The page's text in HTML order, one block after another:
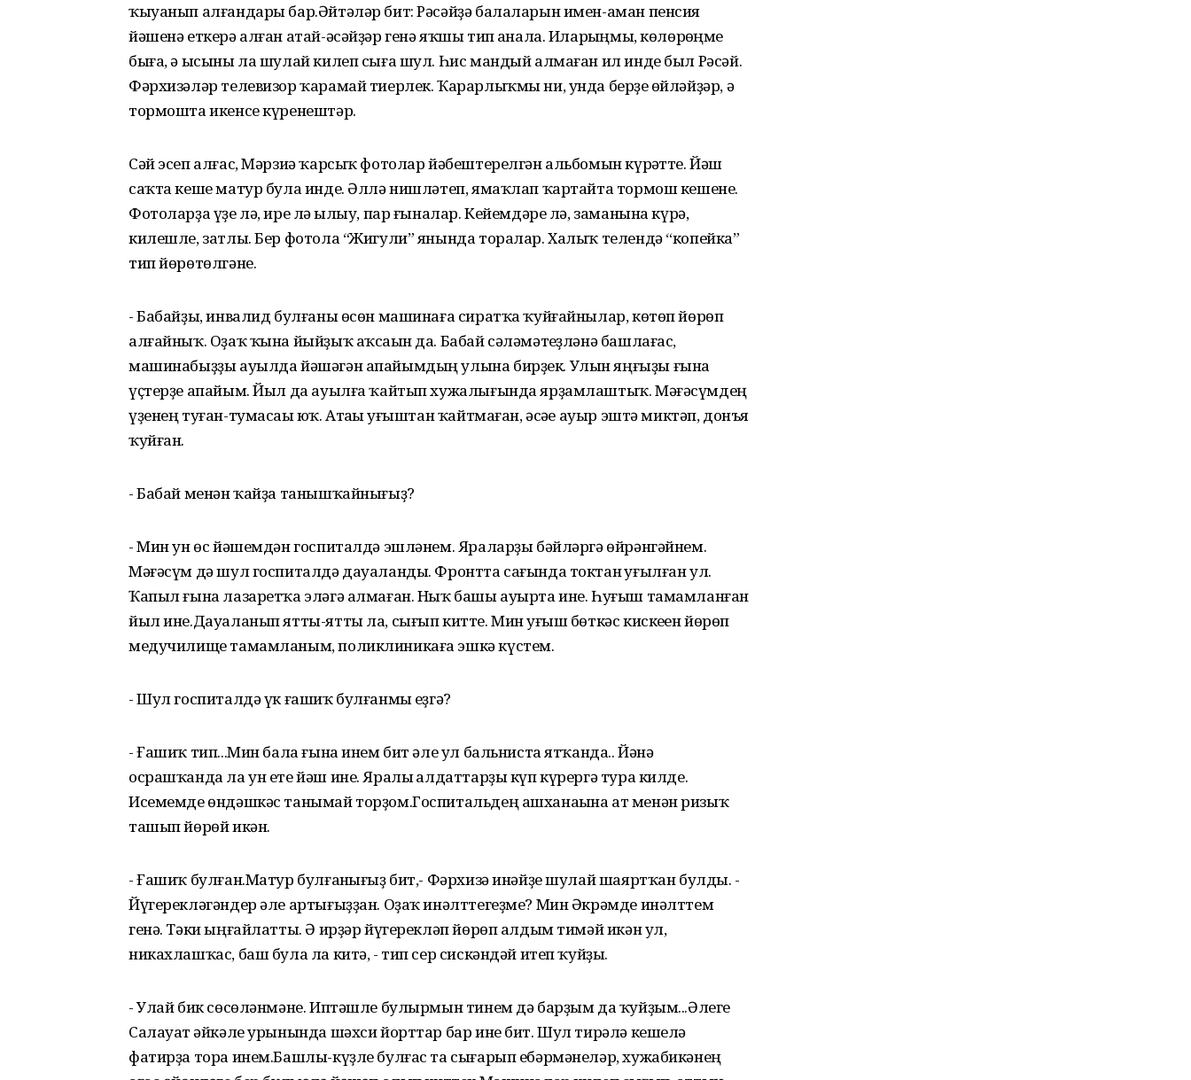
ҡыуанып алғандары бар.Әйтәләр бит: Рәсәйҙә балаларын имен-аман пенсия
йәшенә еткерә алған атай-әсәйҙәр генә яҡшы тип һанала. Иларһыңмы, көлөрһөңме
быға, ә ысыны ла шулай килеп сыға шул. Һис мандый алмаған ил инде был Рәсәй.
Фәрхизәләр телевизор ҡарамай тиерлек. Ҡарарлыҡмы ни, унда берҙе һөйләйҙәр, ә
тормошта икенсе күренештәр.
Сәй эсеп алғас, Мәрзиә ҡарсыҡ фотолар йәбештерелгән альбомын күрһәтте. Йәш
саҡта кеше матур була инде. Әллә нишләтеп, ямаҡлап ҡартайта тормош кешене.
Фотоларҙа үҙе лә, ире лә һылыу, пар ғыналар. Кейемдәре лә, заманына күрә,
килешле, затлы. Бер фотола “Жигули” янында торалар. Халыҡ телендә “копейка”
тип йөрөтөлгәне.
- Бабайҙы, инвалид булғаны өсөн машинаға сиратҡа ҡуйғайнылар, көтөп йөрөп
алғайныҡ. Оҙаҡ ҡына йыйҙыҡ аҡсаһын да. Бабай сәләмәтһеҙләнә башлағас,
машинабыҙҙы ауылда йәшәгән апайымдың улына бирҙек. Улын яңғыҙы ғына
үҫтерҙе апайым. Йыл да ауылға ҡайтып хужалығында ярҙамлаштыҡ. Мәғәсүмдең
үҙенең туған-тумасаһы юҡ. Атаһы һуғыштан ҡайтмаған, әсәһе ауыр эштә миктәп, донъя
ҡуйған.
- Бабай менән ҡайҙа танышҡайнығыҙ?
- Мин ун өс йәшемдән госпиталдә эшләнем. Яраларҙы бәйләргә өйрәнгәйнем.
Мәғәсүм дә шул госпиталдә дауаланды. Фронтта сағында токтан һуғылған ул.
Ҡапыл ғына лазаретҡа эләгә алмаған. Ныҡ башы ауырта ине. Һуғыш тамамланған
йыл ине.Дауаланып ятты-ятты ла, сығып китте. Мин һуғыш бөткәс кискеһен йөрөп
медучилище тамамланым, поликлиникаға эшкә күстем.
- Шул госпиталдә үк ғашиҡ булғанмы һеҙгә?
- Ғашиҡ тип...Мин бала ғына инем бит әле ул бальниста ятҡанда.. Йәнә
осрашҡанда ла ун ете йәш ине. Яралы һалдаттарҙы күп күрергә тура килде.
Исемемде өндәшкәс танымай торҙом.Госпитальдең ашханаһына ат менән ризыҡ
ташып йөрөй икән.
- Ғашиҡ булған.Матур булғанһығыҙ бит,- Фәрхизә инәйҙе шулай шаяртҡан булды. -
Йүгерекләгәндер әле артығыҙҙан. Оҙаҡ инәлттегеҙме? Мин Әкрәмде инәлттем
генә. Тәки ыңғайлатты. Ә ирҙәр йүгерекләп йөрөп алдым тимәй икән ул,
никахлашҡас, баш була ла китә, - тип сер сискәндәй итеп ҡуйҙы.
- Улай бик сөсөләнмәне. Иптәшле булырмын тинем дә барҙым да ҡуйҙым...Әлеге
Салауат һәйкәле урынында шәхси йорттар бар ине бит. Шул тирәлә кешелә
фатирҙа тора инем.Башлы-күҙле булғас та сығарып ебәрмәнеләр, хужабикәнең